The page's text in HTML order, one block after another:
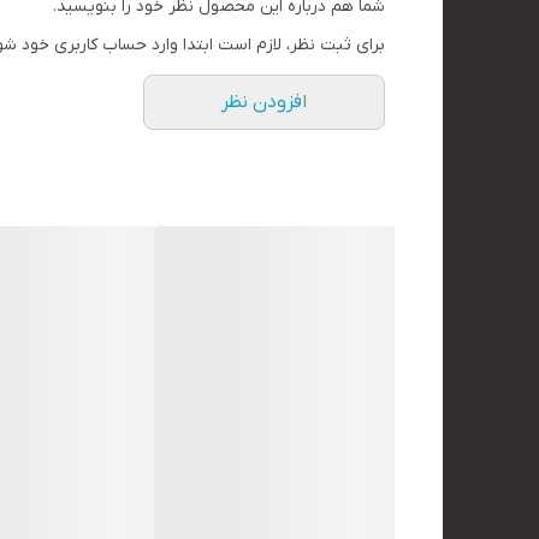
شما هم درباره این محصول نظر خود را بنویسید.
برای ثبت نظر، لازم است ابتدا وارد حساب کاربری خود
افزودن نظر